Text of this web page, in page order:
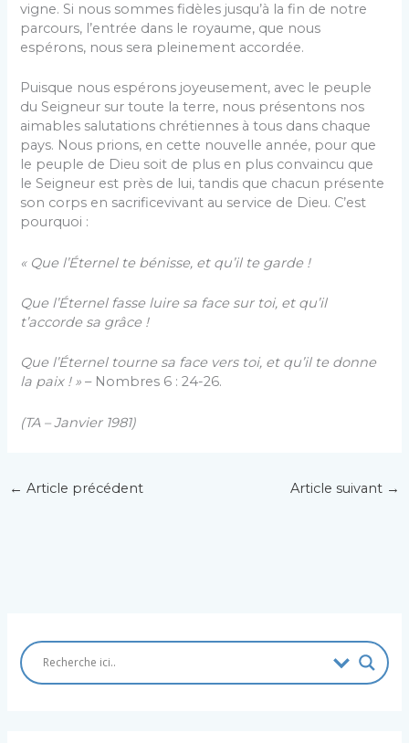
vigne. Si nous sommes fidèles jusqu’à la fin de notre
parcours, l’entrée dans le royaume, que nous
espérons, nous sera pleinement accordée.
Puisque nous espérons joyeusement, avec le peuple
du Seigneur sur toute la terre, nous présentons nos
aimables salutations chrétiennes à tous dans chaque
pays. Nous prions, en cette nouvelle année, pour que
le peuple de Dieu soit de plus en plus convaincu que
le Seigneur est près de lui, tandis que chacun présente
son corps en sacrificevivant au service de Dieu. C’est
pourquoi :
« Que l’Éternel te bénisse, et qu’il te garde !
Que l’Éternel fasse luire sa face sur toi, et qu’il
t’accorde sa grâce !
Que l’Éternel tourne sa face vers toi, et qu’il te donne
la paix ! » – Nombres 6 : 24-26.
(TA – Janvier 1981)
← Article précédent Article suivant →